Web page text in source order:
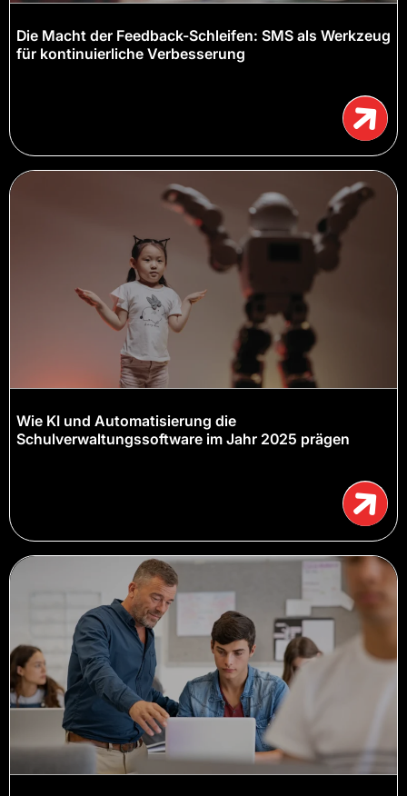
Die Macht der Feedback-Schleifen: SMS als Werkzeug
für kontinuierliche Verbesserung
Wie KI und Automatisierung die
Schulverwaltungssoftware im Jahr 2025 prägen